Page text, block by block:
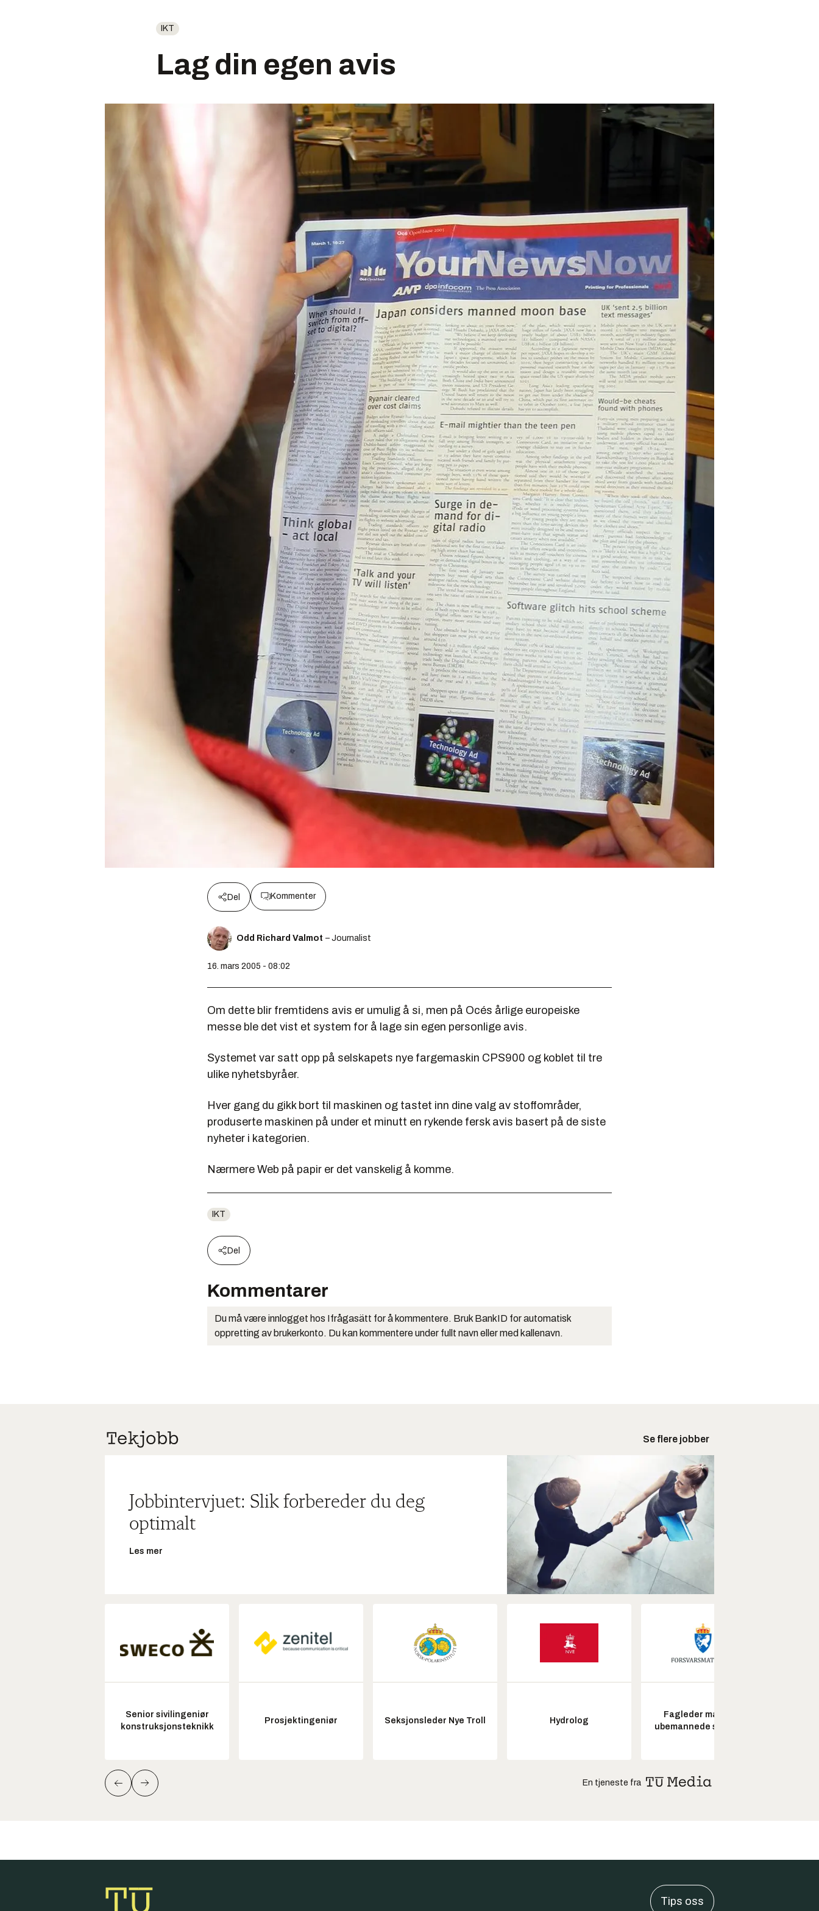
IKT
Lag din egen avis
Del Kommenter
Odd Richard Valmot – Journalist
16. mars 2005 - 08:02
Om dette blir fremtidens avis er umulig å si, men på Océs årlige europeiske
messe ble det vist et system for å lage sin egen personlige avis.
Systemet var satt opp på selskapets nye fargemaskin CPS900 og koblet til tre
ulike nyhetsbyråer.
Hver gang du gikk bort til maskinen og tastet inn dine valg av stoffområder,
produserte maskinen på under et minutt en rykende fersk avis basert på de siste
nyheter i kategorien.
Nærmere Web på papir er det vanskelig å komme.
IKT
Del
Kommentarer
Du må være innlogget hos Ifrågasätt for å kommentere. Bruk BankID for automatisk
oppretting av brukerkonto. Du kan kommentere under fullt navn eller med kallenavn.
Se flere jobber
Jobbintervjuet: Slik forbereder du deg
optimalt
Les mer
Senior sivilingeniør
konstruksjonsteknikk
Prosjektingeniør Seksjonsleder Nye Troll Hydrolog
Fagleder maritime
ubemannede systemer
En tjeneste fra
Tips oss